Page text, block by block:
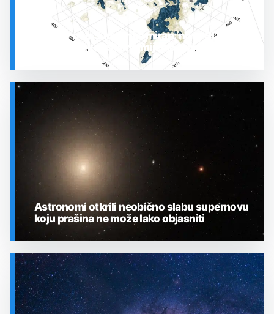
SVEMIR
Prostor oko Sunca nije miran: nova 3D karta
otkrila plin koji stalno mijenja stanje
SVEMIR
Astronomi otkrili neobično slabu supernovu
koju prašina ne može lako objasniti